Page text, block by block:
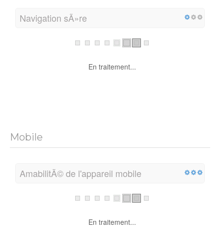
Navigation sÃ»re
En traitement...
Mobile
AmabilitÃ© de l'appareil mobile
En traitement...